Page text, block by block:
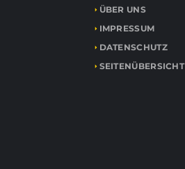
ÜBER UNS
IMPRESSUM
DATENSCHUTZ
SEITENÜBERSICHT